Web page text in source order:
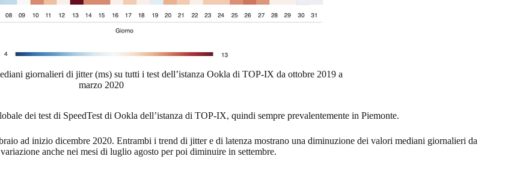
giornalieri di jitter (ms) su tutti i test dell’istanza Ookla di TOP-IX da ottobre 2019 a
marzo 2020
dei test di SpeedTest di Ookla dell’istanza di TOP-IX, quindi sempre prevalentemente in Piemonte.
ad inizio dicembre 2020. Entrambi i trend di jitter e di latenza mostrano una diminuzione dei valori mediani giornalieri da
anche nei mesi di luglio agosto per poi diminuire in settembre.